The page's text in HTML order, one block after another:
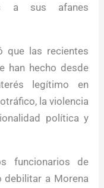
a sus afanes
que las recientes
han hecho desde
legítimo en
la violencia
política y
funcionarios de
debilitar a Morena